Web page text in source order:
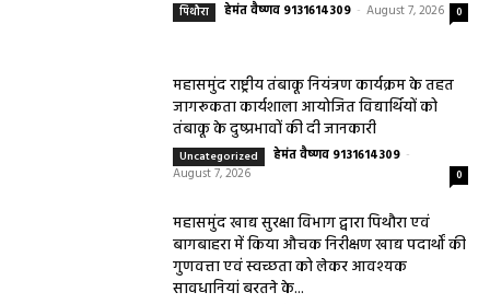
पिथौरा हेमंत वैष्णव 9131614309 - August 7, 2026 0
महासमुंद राष्ट्रीय तंबाकू नियंत्रण कार्यक्रम के तहत
जागरूकता कार्यशाला आयोजित विद्यार्थियों को
तंबाकू के दुष्प्रभावों की दी जानकारी
Uncategorized हेमंत वैष्णव 9131614309 -
August 7, 2026
0
महासमुंद खाद्य सुरक्षा विभाग द्वारा पिथौरा एवं
बागबाहरा में किया औचक निरीक्षण खाद्य पदार्थों की
गुणवत्ता एवं स्वच्छता को लेकर आवश्यक
सावधानियां बरतने के...